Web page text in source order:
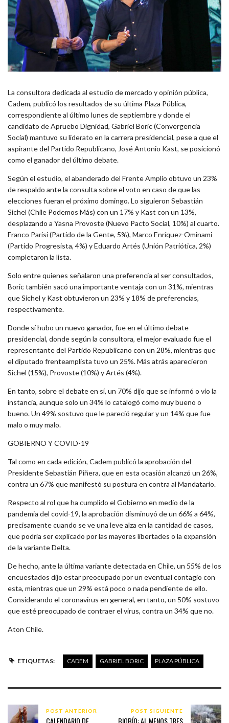
La consultora dedicada al estudio de mercado y opinión pública,
Cadem, publicó los resultados de su última Plaza Pública,
correspondiente al último lunes de septiembre y donde el
candidato de Apruebo Dignidad, Gabriel Boric (Convergencia
Social) mantuvo su liderato en la carrera presidencial, pese a que el
aspirante del Partido Republicano, José Antonio Kast, se posicionó
como el ganador del último debate.
Según el estudio, el abanderado del Frente Amplio obtuvo un 23%
de respaldo ante la consulta sobre el voto en caso de que las
elecciones fueran el próximo domingo. Lo siguieron Sebastián
Sichel (Chile Podemos Más) con un 17% y Kast con un 13%,
desplazando a Yasna Provoste (Nuevo Pacto Social, 10%) al cuarto.
Franco Parisi (Partido de la Gente, 5%), Marco Enríquez-Ominami
(Partido Progresista, 4%) y Eduardo Artés (Unión Patriótica, 2%)
completaron la lista.
Solo entre quienes señalaron una preferencia al ser consultados,
Boric también sacó una importante ventaja con un 31%, mientras
que Sichel y Kast obtuvieron un 23% y 18% de preferencias,
respectivamente.
Donde sí hubo un nuevo ganador, fue en el último debate
presidencial, donde según la consultora, el mejor evaluado fue el
representante del Partido Republicano con un 28%, mientras que
el diputado frenteamplista tuvo un 25%. Más atrás aparecieron
Sichel (15%), Provoste (10%) y Artés (4%).
En tanto, sobre el debate en sí, un 70% dijo que se informó o vio la
instancia, aunque solo un 34% lo catalogó como muy bueno o
bueno. Un 49% sostuvo que le pareció regular y un 14% que fue
malo o muy malo.
GOBIERNO Y COVID-19
Tal como en cada edición, Cadem publicó la aprobación del
Presidente Sebastián Piñera, que en esta ocasión alcanzó un 26%,
contra un 67% que manifestó su postura en contra al Mandatario.
Respecto al rol que ha cumplido el Gobierno en medio de la
pandemia del covid-19, la aprobación disminuyó de un 66% a 64%,
precisamente cuando se ve una leve alza en la cantidad de casos,
que podría ser explicado por las mayores libertades o la expansión
de la variante Delta.
De hecho, ante la última variante detectada en Chile, un 55% de los
encuestados dijo estar preocupado por un eventual contagio con
esta, mientras que un 29% está poco o nada pendiente de ello.
Considerando el coronavirus en general, en tanto, un 50% sostuvo
que esté preocupado de contraer el virus, contra un 34% que no.
Aton Chile.
ETIQUETAS: CADEM GABRIEL BORIC PLAZA PÚBLICA
POST ANTERIOR POST SIGUIENTE